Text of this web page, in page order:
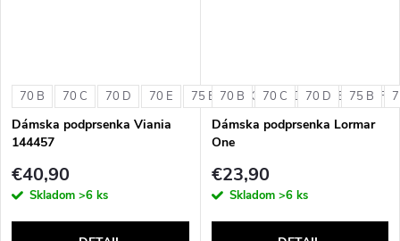
70 B 70 C 70 D 70 E 75 B 75 C 75 D 75 E 75 F
Dámska podprsenka Viania
144457
€40,90
Skladom >6 ks
70 B 70 C 70 D 75 B
Dámska podprsenka Lormar
One
€23,90
Skladom >6 ks